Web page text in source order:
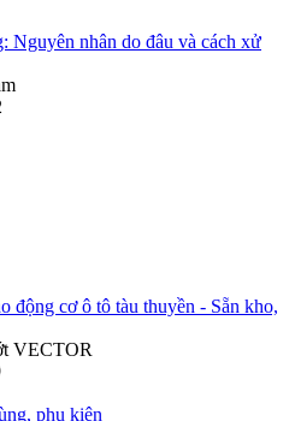
Nguyên nhân do đâu và cách xử
động cơ ô tô tàu thuyền - Sẵn kho,
VECTOR
phụ kiện